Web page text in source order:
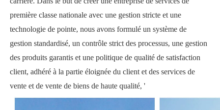
première classe nationale avec une gestion stricte et une
technologie de pointe, nous avons formulé un système de
gestion standardisé, un contrôle strict des processus, une gestion
des produits garantis et une politique de qualité de satisfaction
client, adhéré à la partie éloignée du client et des services de
vente et de vente de biens de haute qualité, '